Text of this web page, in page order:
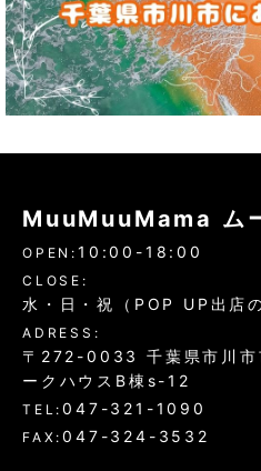
MuuMuuMama ム
OPEN: 10:00-18:00
CLOSE:
水・日・祝（POP UP出店
ADRESS:
〒272-0033 千葉県市川市
ークハウスB棟s-12
TEL:047-321-1090
FAX:047-324-3532